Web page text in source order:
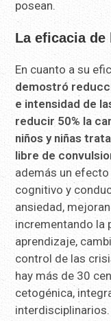
posean.
La eficacia
En cuanto a su
demostró
e intensidad de
reducir 50% la
niños y niñas
libre de
además un
cognitivo y
ansiedad,
incrementando la
aprendizaje,
control de las
hay más de 30
cetogénica,
interdisciplinarios.